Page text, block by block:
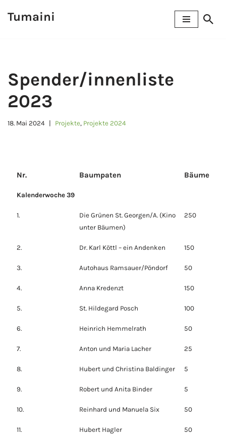
Tumaini
Spender/innenliste
2023
18. Mai 2024 Projekte, Projekte 2024
Nr. Baumpaten Bäume
Kalenderwoche 39
1.
Die Grünen St. Georgen/A. (Kino
unter Bäumen)
250
2. Dr. Karl Köttl – ein Andenken 150
3. Autohaus Ramsauer/Pöndorf 50
4. Anna Kredenzt 150
5. St. Hildegard Posch 100
6. Heinrich Hemmelrath 50
7. Anton und Maria Lacher 25
8. Hubert und Christina Baldinger 5
9. Robert und Anita Binder 5
10. Reinhard und Manuela Six 50
11. Hubert Hagler 50